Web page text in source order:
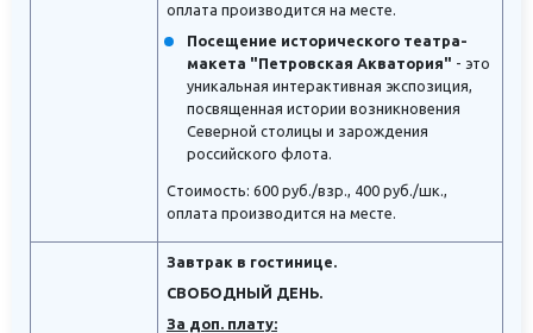
оплата производится на месте.
Посещение исторического театра-
макета "Петровская Акватория" - это
уникальная интерактивная экспозиция,
посвященная истории возникновения
Северной столицы и зарождения
российского флота.
Стоимость: 600 руб./взр., 400 руб./шк.,
оплата производится на месте.
Завтрак в гостинице.
СВОБОДНЫЙ ДЕНЬ.
За доп. плату: